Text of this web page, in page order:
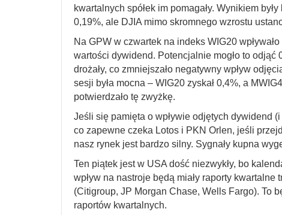
kwartalnych spółek im pomagały. Wynikiem
0,19%, ale DJIA mimo skromnego wzrostu
Na GPW w czwartek na indeks WIG20
wartości dywidend. Potencjalnie mogło to odjąć
drożały, co zmniejszało negatywny wpływ
sesji była mocna – WIG20 zyskał 0,4%, a
potwierdzało tę zwyżkę.
Jeśli się pamięta o wpływie odjętych dywidend
co zapewne czeka Lotos i PKN Orlen, jeśli
nasz rynek jest bardzo silny. Sygnały kupna
Ten piątek jest w USA dość niezwykły, bo
wpływ na nastroje będą miały raporty
(Citigroup, JP Morgan Chase, Wells Fargo). To
raportów kwartalnych.